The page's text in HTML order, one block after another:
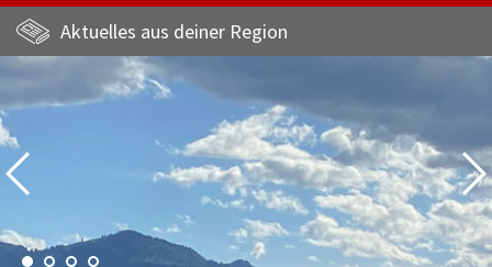
Aktuelles aus deiner Region